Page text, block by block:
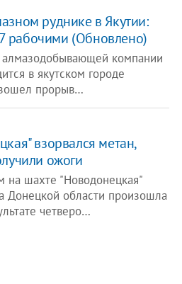
руднике в Якутии:
рабочими (Обновлено)
компании
в якутском городе
прорыв…
взорвался метан,
ожоги
на шахте "Новодонецкая"
Донецкой области произошла
четверо…